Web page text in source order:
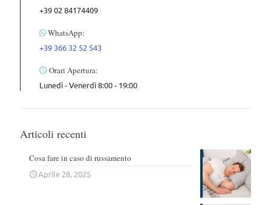
+39 02 84174409
WhatsApp:
+39 366 32 52 543
Orari Apertura:
Lunedì - Venerdì 8:00 - 19:00
Articoli recenti
Cosa fare in caso di russamento
Aprile 28, 2025